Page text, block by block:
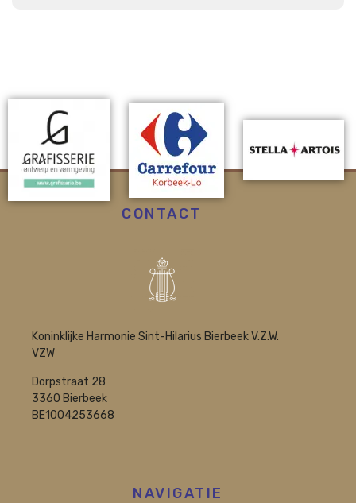
CONTACT
Koninklijke Harmonie Sint-Hilarius Bierbeek V.Z.W.
VZW
Dorpstraat 28
3360 Bierbeek
BE1004253668
NAVIGATIE